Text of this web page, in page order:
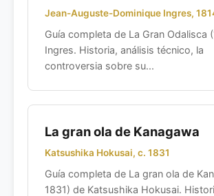
Jean-Auguste-Dominique Ingres,
Guía completa de La Gran Odalisca
Ingres. Historia, análisis técnico, la
controversia sobre su...
La gran ola de Kanagawa
Katsushika Hokusai, c. 1831
Guía completa de La gran ola de
1831) de Katsushika Hokusai.